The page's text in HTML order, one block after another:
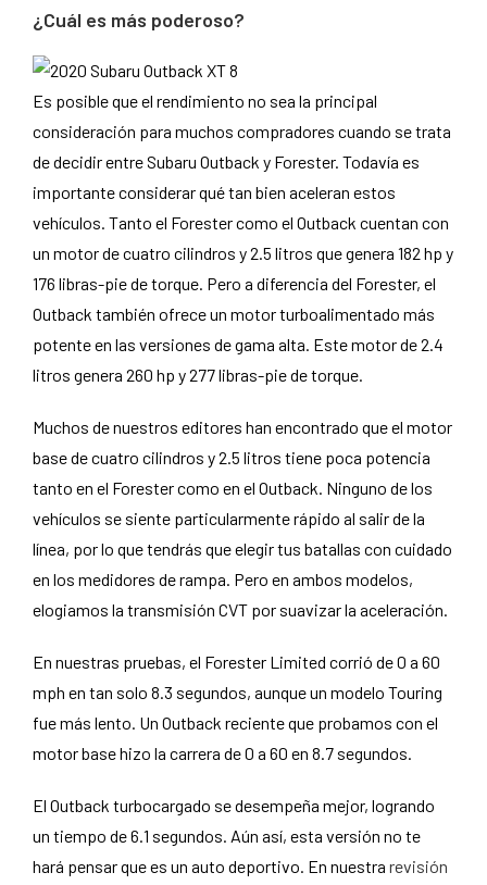
¿Cuál es más poderoso?
Es posible que el rendimiento no sea la principal
consideración para muchos compradores cuando se trata
de decidir entre Subaru Outback y Forester. Todavía es
importante considerar qué tan bien aceleran estos
vehículos. Tanto el Forester como el Outback cuentan con
un motor de cuatro cilindros y 2.5 litros que genera 182 hp y
176 libras-pie de torque. Pero a diferencia del Forester, el
Outback también ofrece un motor turboalimentado más
potente en las versiones de gama alta. Este motor de 2.4
litros genera 260 hp y 277 libras-pie de torque.
Muchos de nuestros editores han encontrado que el motor
base de cuatro cilindros y 2.5 litros tiene poca potencia
tanto en el Forester como en el Outback. Ninguno de los
vehículos se siente particularmente rápido al salir de la
línea, por lo que tendrás que elegir tus batallas con cuidado
en los medidores de rampa. Pero en ambos modelos,
elogiamos la transmisión CVT por suavizar la aceleración.
En nuestras pruebas, el Forester Limited corrió de 0 a 60
mph en tan solo 8.3 segundos, aunque un modelo Touring
fue más lento. Un Outback reciente que probamos con el
motor base hizo la carrera de 0 a 60 en 8.7 segundos.
El Outback turbocargado se desempeña mejor, logrando
un tiempo de 6.1 segundos. Aún así, esta versión no te
hará pensar que es un auto deportivo. En nuestra revisión